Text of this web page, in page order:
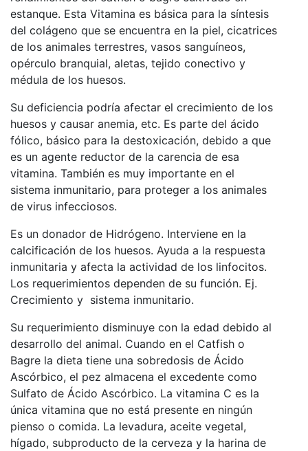
estanque. Esta Vitamina es básica para la síntesis
del colágeno que se encuentra en la piel, cicatrices
de los animales terrestres, vasos sanguíneos,
opérculo branquial, aletas, tejido conectivo y
médula de los huesos.
Su deficiencia podría afectar el crecimiento de los
huesos y causar anemia, etc. Es parte del ácido
fólico, básico para la destoxicación, debido a que
es un agente reductor de la carencia de esa
vitamina. También es muy importante en el
sistema inmunitario, para proteger a los animales
de virus infecciosos.
Es un donador de Hidrógeno. Interviene en la
calcificación de los huesos. Ayuda a la respuesta
inmunitaria y afecta la actividad de los linfocitos.
Los requerimientos dependen de su función. Ej.
Crecimiento y sistema inmunitario.
Su requerimiento disminuye con la edad debido al
desarrollo del animal. Cuando en el Catfish o
Bagre la dieta tiene una sobredosis de Ácido
Ascórbico, el pez almacena el excedente como
Sulfato de Ácido Ascórbico. La vitamina C es la
única vitamina que no está presente en ningún
pienso o comida. La levadura, aceite vegetal,
hígado, subproducto de la cerveza y la harina de